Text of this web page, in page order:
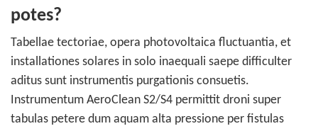
potes?
Tabellae tectoriae, opera photovoltaica fluctuantia, et
installationes solares in solo inaequali saepe difficulter
aditus sunt instrumentis purgationis consuetis.
Instrumentum AeroClean S2/S4 permittit droni super
tabulas petere dum aquam alta pressione per fistulas